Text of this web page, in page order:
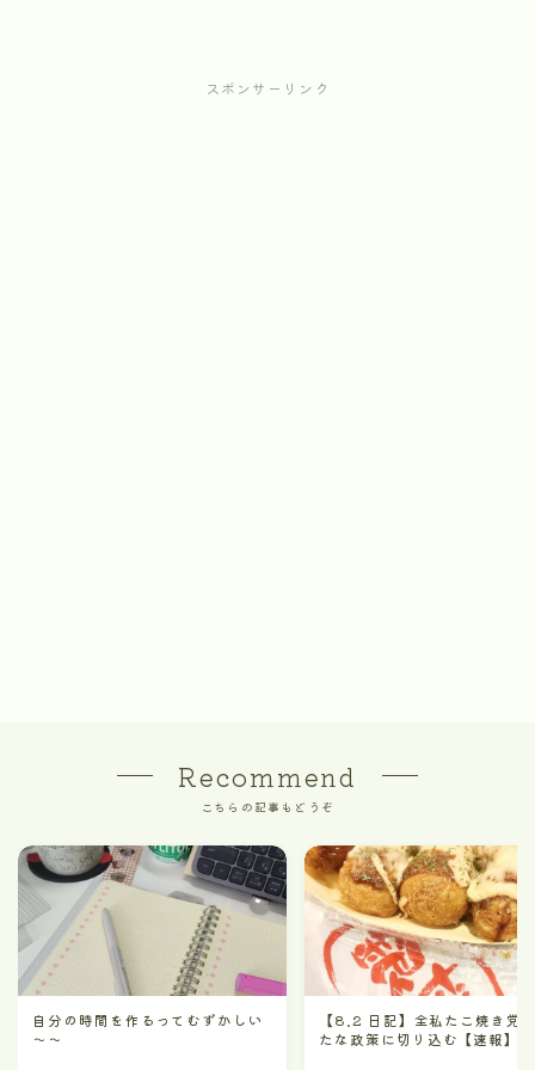
スポンサーリンク
Recommend
こちらの記事もどうぞ
自分の時間を作るってむずかしい
～～
【8.2 日記】全私たこ焼き党
たな政策に切り込む【速報】